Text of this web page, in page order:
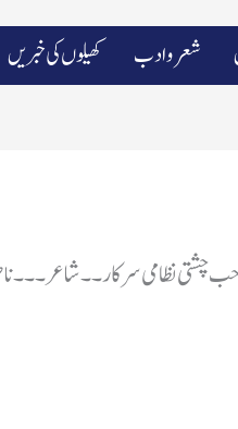
کھیلوں کی خبریں شعرو ادب
چشتی نظامی